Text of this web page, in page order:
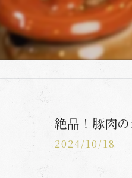
絶品！豚肉
2024/10/18